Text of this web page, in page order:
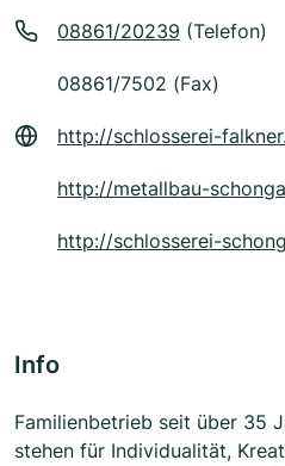
08861/20239 (Telefon)
08861/7502 (Fax)
http://schlosserei-
http://metallbau-
http://schlosserei-
Info
Familienbetrieb seit über 35
stehen für Individualität,